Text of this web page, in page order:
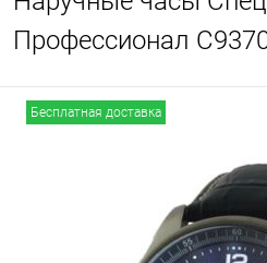
Профессионал
Бесплатная доставка